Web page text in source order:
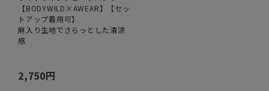
【BODYWILD×AWEAR】【セッ
トアップ着用可】
麻入り生地でさらっとした清涼
感
2,750円